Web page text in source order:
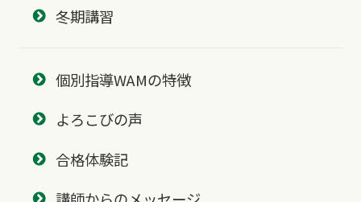
冬期講習
個別指導WAMの特徴
よろこびの声
合格体験記